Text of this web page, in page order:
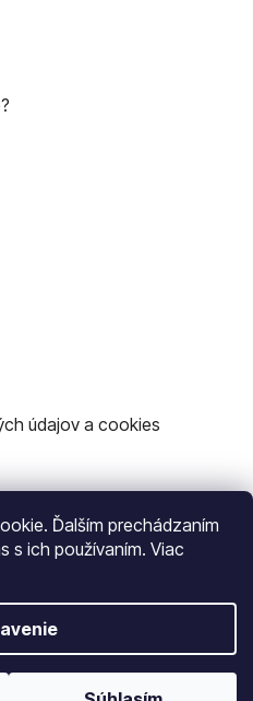
Ďalším prechádzaním
s ich používaním. Viac
údajov a cookies
a
Adatelier